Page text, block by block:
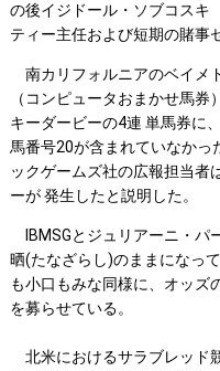
の後イジドール・ソブコスキ
ティー主任および短期の賭事
南カリフォルニアのベイメ
（コンピュータおまかせ馬
キーダービーの4連 単馬券に
馬番号20が含まれていなかっ
ックゲームズ社の広報担当者
ーが 発生したと説明した。
IBMSGとジュリアーニ・パ
晒(たなざらし)のままになっ
も小口もみな同様に、オッズ
を募らせている。
北米におけるサラブレッド